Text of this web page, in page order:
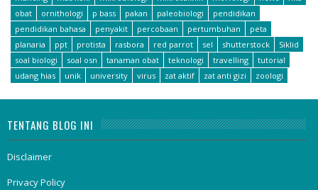
obat
ornithologi p bass pakan paleobiologi
pendidikan
pendidikan bahasa
penyakit percobaan pertumbuhan
peta
planaria
ppt protista rasbora red parrot sel shutterstock
Siklid
soal biologi
soal osn tanaman obat teknologi travelling
tutorial
udang hias
unik university virus zat aktif zat anti gizi zoologi
TENTANG BLOG INI
Disclaimer
Privacy Policy